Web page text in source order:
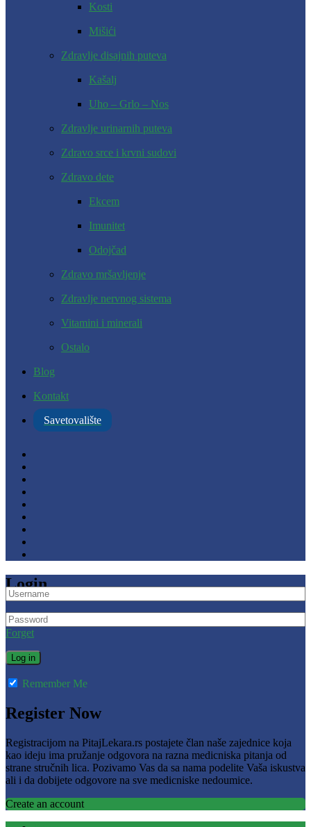
Kosti
Mišići
Zdravlje disajnih puteva
Kašalj
Uho – Grlo – Nos
Zdravlje urinarnih puteva
Zdravo srce i krvni sudovi
Zdravo dete
Ekcem
Imunitet
Odojčad
Zdravo mršavljenje
Zdravlje nervnog sistema
Vitamini i minerali
Ostalo
Blog
Kontakt
Savetovalište
Login
Forget
Remember Me
Register Now
Registracijom na PitajLekara.rs postajete član naše zajednice koja
kao ideju ima pružanje odgovora na razna medicniska pitanja od
strane stručnih lica. Pozivamo Vas da sa nama podelite Vaša iskustva
ali i da dobijete odgovore na sve medicniske nedoumice.
Create an account